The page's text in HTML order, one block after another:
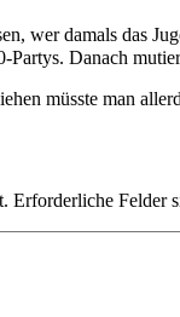
wer damals das
Partys. Danach
müsste man
Erforderliche Felder